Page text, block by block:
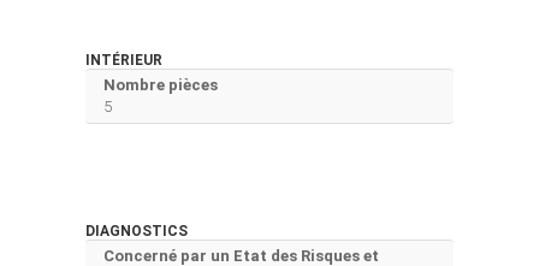
INTÉRIEUR
Nombre pièces
5
DIAGNOSTICS
Concerné par un Etat des Risques et